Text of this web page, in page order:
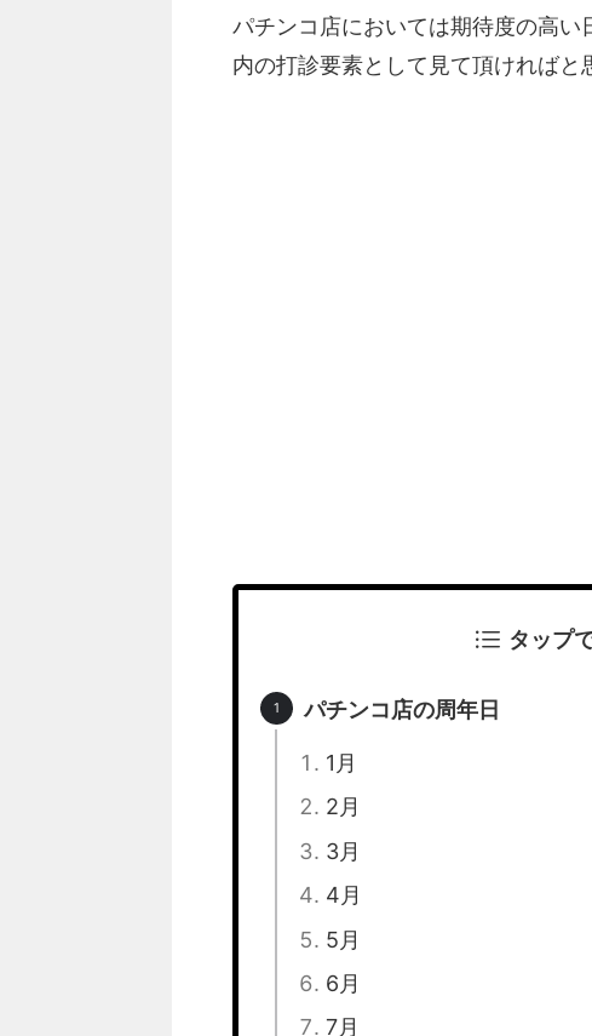
パチンコ店においては期待度の高
内の打診要素として見て頂ければと
タップ
パチンコ店の周年日
1月
2月
3月
4月
5月
6月
7月